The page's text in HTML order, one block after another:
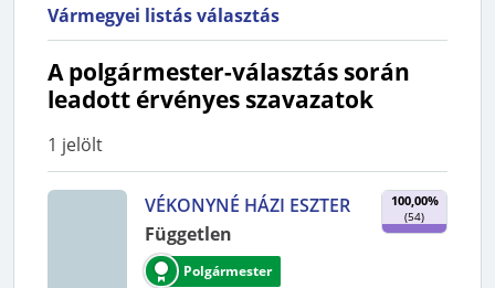
Vármegyei listás választás
A polgármester-választás során
leadott érvényes szavazatok
1 jelölt
VÉKONYNÉ HÁZI ESZTER
Független
Polgármester
100,00%
(54)